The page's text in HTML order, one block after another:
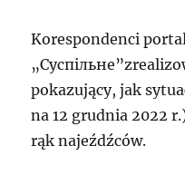
Korespondenci
pokazujący, jak
na 12 grudnia 2022
rąk najeźdźców.